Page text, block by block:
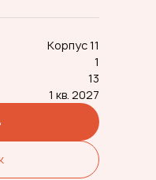
Корпус 11
1
13
1 кв. 2027